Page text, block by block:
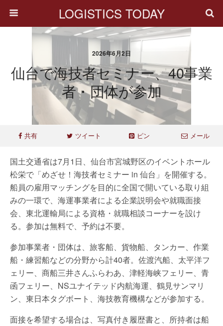
LOGISTICS TODAY
2026年6月2日
仙台で海技者セミナー、40事業
者・団体が参加
共有 ツイート ピン メール
国土交通省は7月1日、仙台市宮城野区のイベントホール
松栄で「めざせ！海技者セミナー in 仙台」を開催する。
船員の雇用マッチングを目的に全国で開いている取り組
みの一環で、海運事業者による企業説明会や就職面接
会、東北運輸局による資格・就職相談コーナーを設け
る。参加は無料で、予約は不要。
参加事業者・団体は、旅客船、貨物船、タンカー、作業
船・練習船などの分野から計40者。佐渡汽船、太平洋フ
ェリー、商船三井さんふらわあ、津軽海峡フェリー、青
函フェリー、NSユナイテッド内航海運、鶴見サンマリ
ン、東日本タグボート、海技教育機構などが参加する。
面接を希望する場合は、写真付き履歴書と、所持者は船